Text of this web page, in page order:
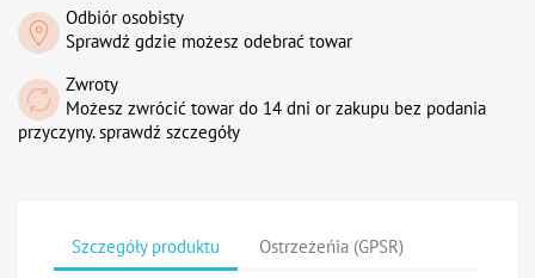
Odbiór osobisty
Sprawdź gdzie możesz odebrać towar
Zwroty
Możesz zwrócić towar do 14 dni or zakupu bez podania
przyczyny. sprawdź szczegóły
Szczegóły produktu Ostrzeżeńia (GPSR)